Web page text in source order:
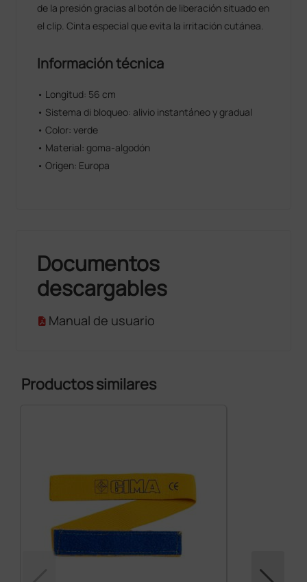
de la presión gracias al botón de liberación situado en
el clip. Cinta especial que evita la irritación cutánea.
Información técnica
• Longitud: 56 cm
• Sistema di bloqueo: alivio instantáneo y gradual
• Color: verde
• Material: goma-algodón
• Origen: Europa
Documentos
descargables
Manual de usuario
Productos similares